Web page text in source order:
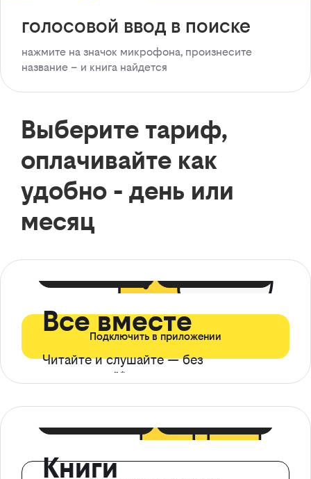
голосовой ввод в поиске
нажмите на значок микрофона, произнесите
название – и книга найдется
Выберите тариф,
оплачивайте как
удобно - день или
месяц
Все вместе
Читайте и слушайте — без
ограничений*
Подключить в приложении
Книги